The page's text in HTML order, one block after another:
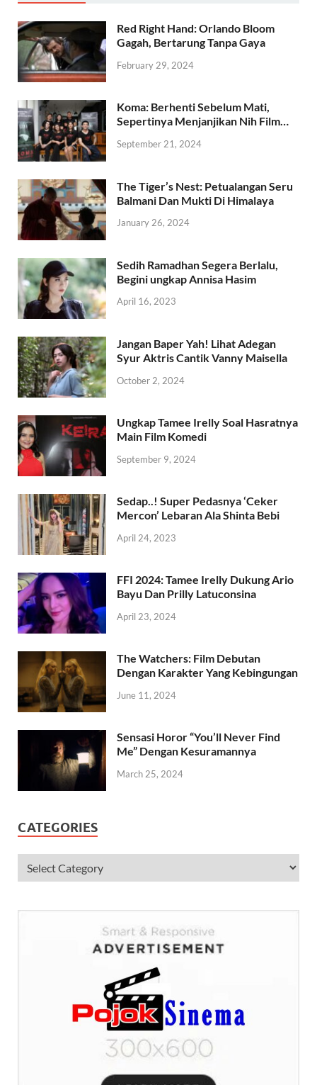
Red Right Hand: Orlando Bloom
Gagah, Bertarung Tanpa Gaya
February 29, 2024
Koma: Berhenti Sebelum Mati,
Sepertinya Menjanjikan Nih Film…
September 21, 2024
The Tiger’s Nest: Petualangan Seru
Balmani Dan Mukti Di Himalaya
January 26, 2024
Sedih Ramadhan Segera Berlalu,
Begini ungkap Annisa Hasim
April 16, 2023
Jangan Baper Yah! Lihat Adegan
Syur Aktris Cantik Vanny Maisella
October 2, 2024
Ungkap Tamee Irelly Soal Hasratnya
Main Film Komedi
September 9, 2024
Sedap..! Super Pedasnya ‘Ceker
Mercon’ Lebaran Ala Shinta Bebi
April 24, 2023
FFI 2024: Tamee Irelly Dukung Ario
Bayu Dan Prilly Latuconsina
April 23, 2024
The Watchers: Film Debutan
Dengan Karakter Yang Kebingungan
June 11, 2024
Sensasi Horor “You’ll Never Find
Me” Dengan Kesuramannya
March 25, 2024
CATEGORIES